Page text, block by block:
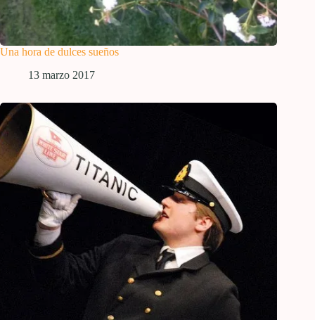
Una hora de dulces sueños
13 marzo 2017